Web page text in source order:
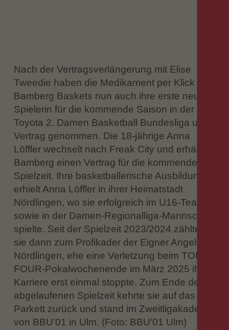
Nach der Vertragsverlängerung mit Elise
Tweedie haben die Medikament per Klick
Bamberg Baskets nun auch ihre erste neue
Spielerin für die kommende Saison in der
Toyota 2. Damen Basketball Bundesliga unter
Vertrag genommen. Die 18-jährige Anna
Löffler wechselt nach Freak City und erhält in
Bamberg einen Vertrag für die kommende
Spielzeit. Ihre basketballerische Ausbildung
erhielt Anna Löffler in ihrer Heimatstadt
Nördlingen, wo sie erfolgreich im U16-Team
sowie in der Damen-Regionalliga-Mannschaft
spielte. Seit der Spielzeit 2023/2024 zählte
sie dann zum Profikader der Eigner Angels
Nördlingen, ehe eine Verletzung beim TOP
FOUR-Pokalwochenende im März 2025 ihre
Karriere erst einmal stoppte. Zum Ende der
abgelaufenen Spielzeit kehrte sie auf das
Parkett zurück und stand im Zweitligakader
von BBU’01 in Ulm. (Foto: BBU'01 Ulm)